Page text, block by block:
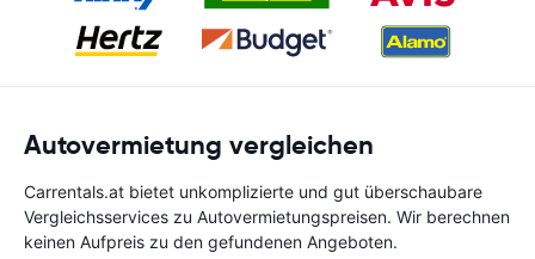
Autovermietung vergleichen
Carrentals.at bietet unkomplizierte und gut überschaubare
Vergleichsservices zu Autovermietungspreisen. Wir berechnen
keinen Aufpreis zu den gefundenen Angeboten.